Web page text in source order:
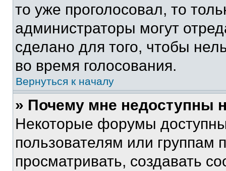
то уже проголосовал, то
администраторы могут
сделано для того, чтобы
во время голосования.
Вернуться к началу
» Почему мне недоступны
Некоторые форумы
пользователям или группам
просматривать, создавать